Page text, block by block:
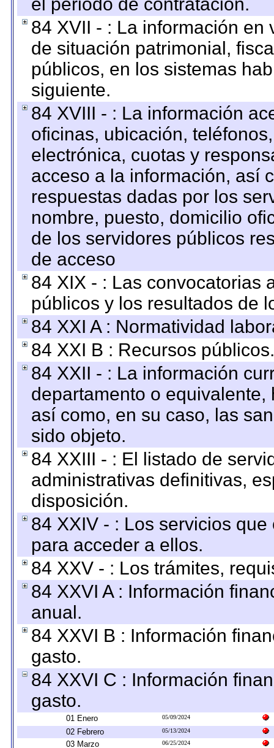
84 XVII - : La información
de situación patrimonial,
públicos, en los sistemas
siguiente.
84 XVIII - : La información
oficinas, ubicación,
electrónica, cuotas y
acceso a la información, así
respuestas dadas por los
nombre, puesto, domicilio
de los servidores públicos
de acceso
84 XIX - : Las convocatorias
públicos y los resultados de
84 XXI A : Normatividad
84 XXI B : Recursos públicos.
84 XXII - : La información
departamento o
así como, en su caso, las
sido objeto.
84 XXIII - : El listado de
administrativas definitivas,
disposición.
84 XXIV - : Los servicios
para acceder a ellos.
84 XXV - : Los trámites,
84 XXVI A : Información
anual.
84 XXVI B : Información
gasto.
84 XXVI C : Información
gasto.
01 Enero 05/09/2024
02 Febrero 05/13/2024
03 Marzo 06/25/2024